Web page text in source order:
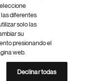
Accesibilidad
del sitio
las diferentes
solo las
su
presionando el
web.
Declinar todas